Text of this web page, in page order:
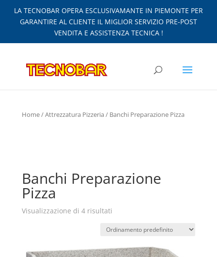
LA TECNOBAR OPERA ESCLUSIVAMANTE IN PIEMONTE PER
GARANTIRE AL CLIENTE IL MIGLIOR SERVIZIO PRE-POST
VENDITA E ASSISTENZA TECNICA !
Home/Attrezzatura Pizzeria / Banchi Preparazione Pizza
Banchi Preparazione
Pizza
Visualizzazione di 4 risultati